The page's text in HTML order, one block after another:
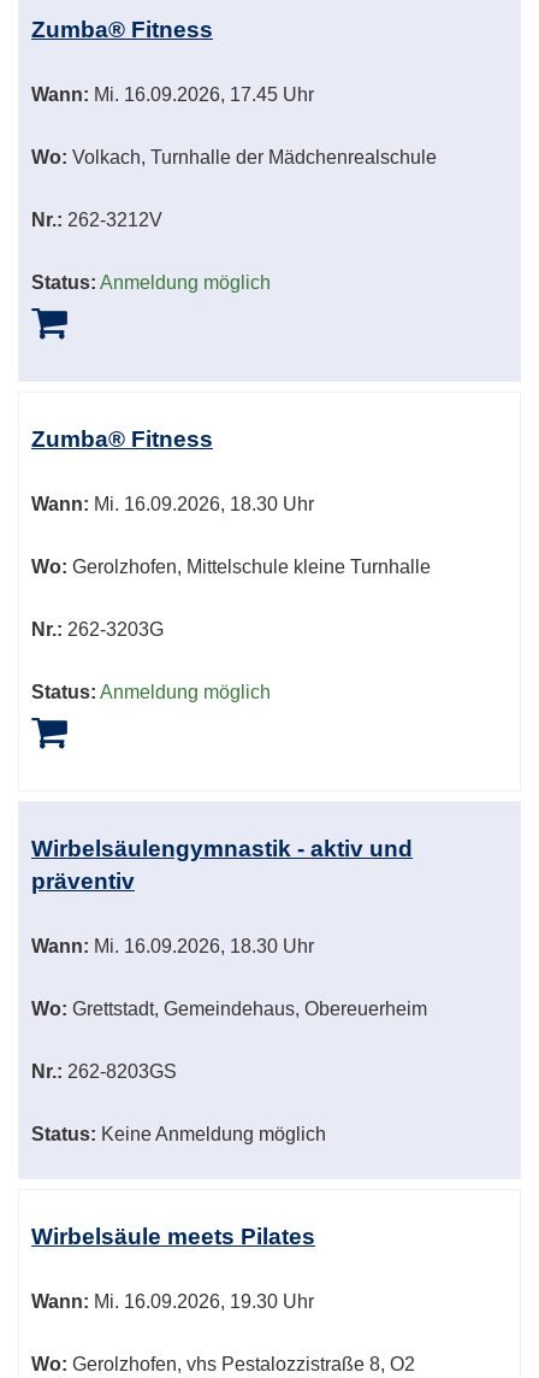
Zumba® Fitness
Wann: Mi. 16.09.2026, 17.45 Uhr
Wo: Volkach, Turnhalle der Mädchenrealschule
Nr.: 262-3212V
Status: Anmeldung möglich
Zumba® Fitness
Wann: Mi. 16.09.2026, 18.30 Uhr
Wo: Gerolzhofen, Mittelschule kleine Turnhalle
Nr.: 262-3203G
Status: Anmeldung möglich
Wirbelsäulengymnastik - aktiv und
präventiv
Wann: Mi. 16.09.2026, 18.30 Uhr
Wo: Grettstadt, Gemeindehaus, Obereuerheim
Nr.: 262-8203GS
Status: Keine Anmeldung möglich
Wirbelsäule meets Pilates
Wann: Mi. 16.09.2026, 19.30 Uhr
Wo: Gerolzhofen, vhs Pestalozzistraße 8, O2